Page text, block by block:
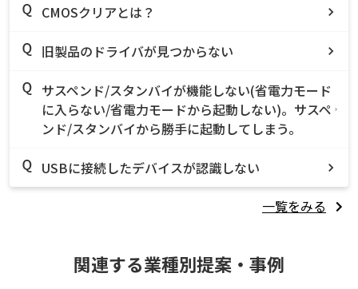
CMOSクリアとは？
旧製品のドライバが見つからない
サスペンド/スタンバイが機能しない(省電力モード
に入らない/省電力モードから起動しない)。サスペ
ンド/スタンバイから勝手に起動してしまう。
USBに接続したデバイスが認識しない
一覧をみる
関連する業種別提案・事例